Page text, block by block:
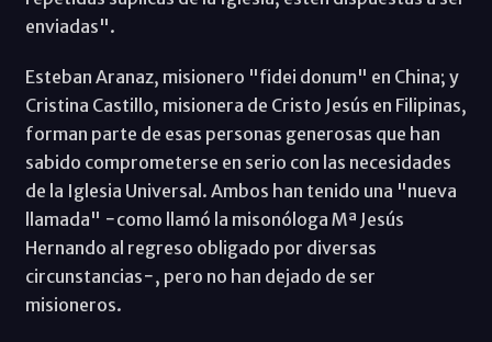
enviadas".
Esteban Aranaz, misionero "fidei donum" en China; y
Cristina Castillo, misionera de Cristo Jesús en Filipinas,
forman parte de esas personas generosas que han
sabido comprometerse en serio con las necesidades
de la Iglesia Universal. Ambos han tenido una "nueva
llamada" −como llamó la misonóloga Mª Jesús
Hernando al regreso obligado por diversas
circunstancias−, pero no han dejado de ser
misioneros.